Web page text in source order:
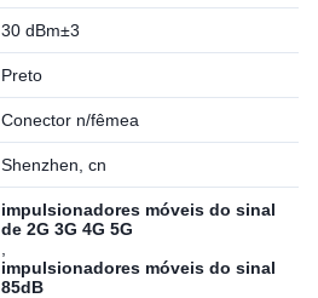
30 dBm±3
Preto
Conector n/fêmea
Shenzhen, cn
impulsionadores móveis do sinal
de 2G 3G 4G 5G
impulsionadores móveis do sinal
85dB